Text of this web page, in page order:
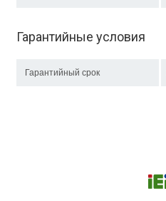
Гарантийные условия
Гарантийный срок